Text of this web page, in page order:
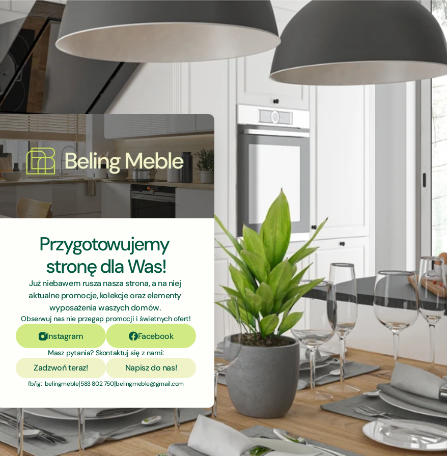
Przygotowujemy
stronę dla Was!
Już niebawem rusza nasza strona, a na niej
aktualne promocje, kolekcje oraz elementy
wyposażenia waszych domów.
Obserwuj nas nie przegap promocji i świetnych ofert!
Instagram Facebook
Masz pytania? Skontaktuj się z nami:
Zadzwoń teraz! Napisz do nas!
fb/ig:  belingmeble|583 802 750|belingmeble@gmail.com